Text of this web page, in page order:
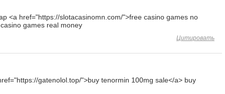
<a href="https://slotacasinomn.com/">free casino games no
games real money
Цитировать
gatenolol.top/">buy tenormin 100mg sale</a> buy